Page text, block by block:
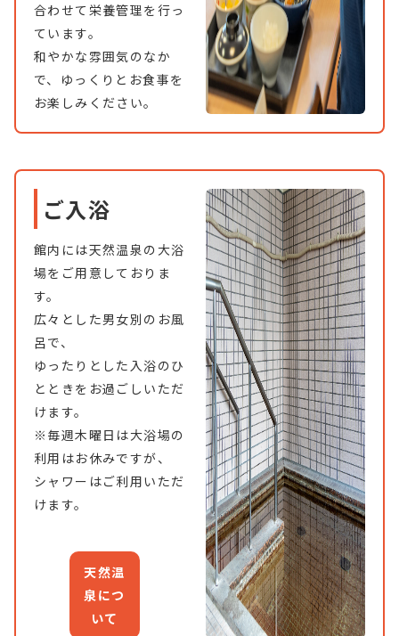
合わせて栄養管理を行っ
ています。
和やかな雰囲気のなか
で、ゆっくりとお食事を
お楽しみください。
ご入浴
館内には天然温泉の大浴
場をご用意しておりま
す。
広々とした男女別のお風
呂で、
ゆったりとした入浴のひ
とときをお過ごしいただ
けます。
※毎週木曜日は大浴場の
利用はお休みですが、
シャワーはご利用いただ
けます。
天然温
泉につ
いて